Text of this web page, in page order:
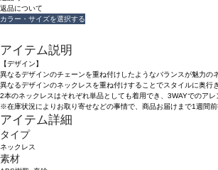
返品について
カラー・サイズを選択する
アイテム説明
【デザイン】
異なるデザインのチェーンを重ね付けしたようなバランスが魅力の
異なるデザインのネックレスを重ね付けすることでスタイルに奥行
2本のネックレスはそれぞれ単品としても着用でき、3WAYでのアレ
※在庫状況によりお取り寄せなどの事情で、商品お届けまで1週間前
アイテム詳細
タイプ
ネックレス
素材